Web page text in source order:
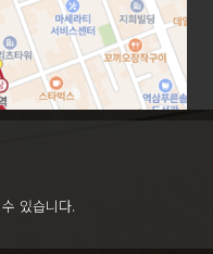
있습니다.